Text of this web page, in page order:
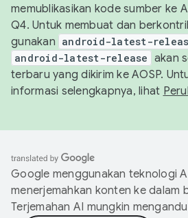
memublikasikan kode sumber ke
Q4. Untuk membuat dan
gunakan android-latest-
android-latest-release akan
terbaru yang dikirim ke AOSP.
informasi selengkapnya, lihat
Google menggunakan teknologi
menerjemahkan konten ke dalam
Terjemahan AI mungkin